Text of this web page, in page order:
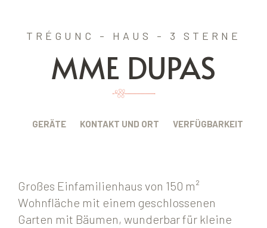
TRÉGUNC - HAUS - 3 STERNE
MME DUPAS
GERÄTE KONTAKT UND ORT VERFÜGBARKEIT
Großes Einfamilienhaus von 150 m²
Wohnfläche mit einem geschlossenen
Garten mit Bäumen, wunderbar für kleine